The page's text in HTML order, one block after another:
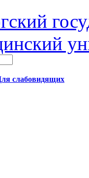
слабовидящих